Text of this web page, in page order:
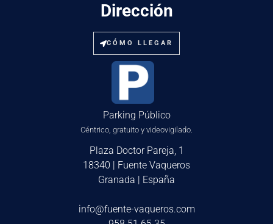
Dirección
CÓMO LLEGAR
Parking Público
Céntrico, gratuito y videovigilado.
Plaza Doctor Pareja, 1
18340 | Fuente Vaqueros
Granada | España
info@fuente-vaqueros.com